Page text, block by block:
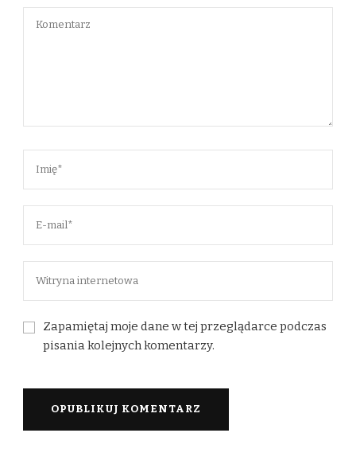
Zapamiętaj moje dane w tej przeglądarce podczas
pisania kolejnych komentarzy.